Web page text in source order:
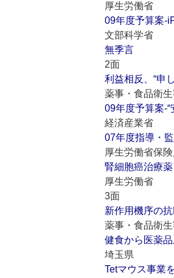
厚生労働省
09年度予算案
文部科学省
無季言
2面
利益相反、“申
薬事・食品衛
09年度予算案
経済産業省
07年度指導・
厚生労働省保
腎細胞癌治療
厚生労働省
3面
新作用機序の
薬事・食品衛
健食から医薬
埼玉県
Tetマウス事業